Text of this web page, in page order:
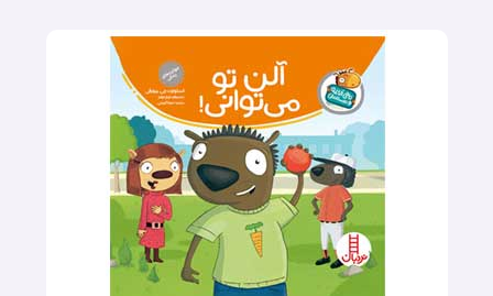
انتشارات و ...، قیمت متفاوتی دارد. در این بخش از سایت ماهونی،
بهترین عناوین کتاب‌های کودک با مناسب‌ترین قیمت قرار گرفته‌است،
برای بررسی جزییات هر کدام، می‌توانید بر روی کتاب موردنظرتان
کلیک کرده و به‌صورت آنلاین سفارش دهید.
سفارش کتاب داستان کودکانه
کتاب قصه خوب برای کودکان، عشق به مطالعه را از سنین پایین